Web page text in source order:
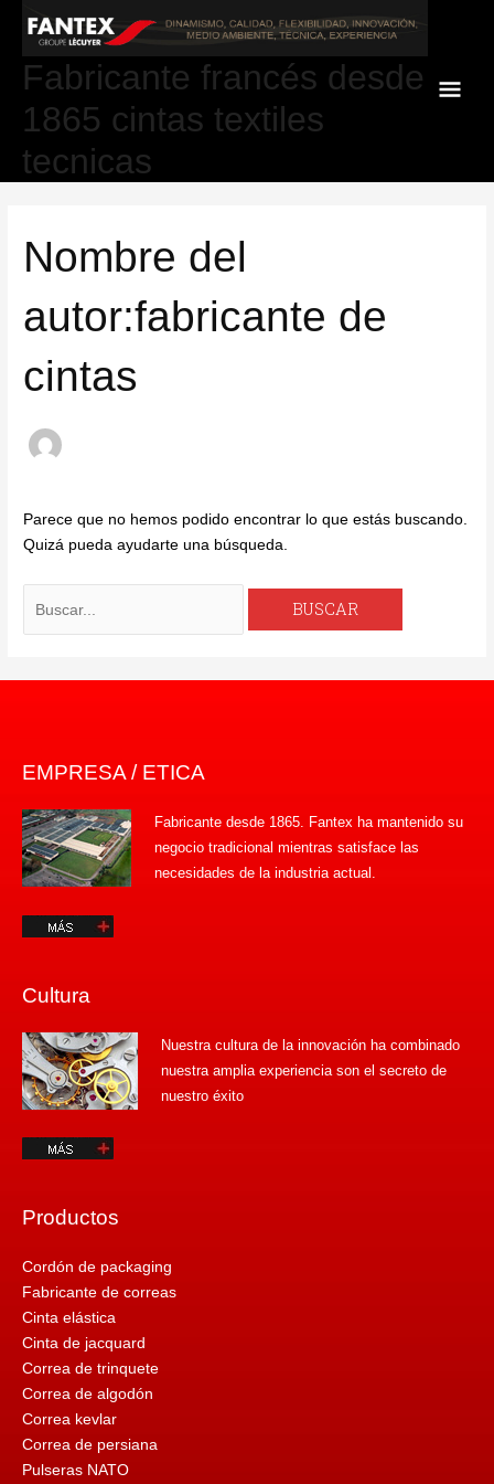
contenido
Fabricante francés desde
1865 cintas textiles
tecnicas
Nombre del
autor:fabricante de
cintas
Parece que no hemos podido encontrar lo que estás buscando.
Quizá pueda ayudarte una búsqueda.
EMPRESA / ETICA
Fabricante desde 1865. Fantex ha mantenido su
negocio tradicional mientras satisface las
necesidades de la industria actual.
Cultura
Nuestra cultura de la innovación ha combinado
nuestra amplia experiencia son el secreto de
nuestro éxito
Productos
Cordón de packaging
Fabricante de correas
Cinta elástica
Cinta de jacquard
Correa de trinquete
Correa de algodón
Correa kevlar
Correa de persiana
Pulseras NATO